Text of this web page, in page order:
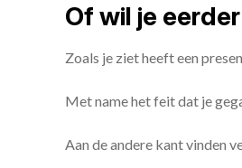
Of wil je
Zoals je ziet heeft een
Met name het feit dat je
Aan de andere kant vinden